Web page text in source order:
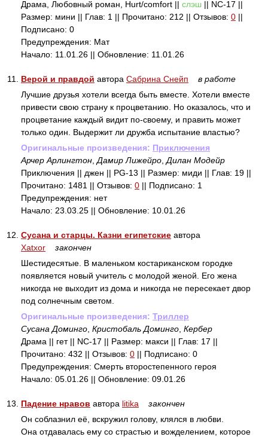
Драма, Любовный роман, Hurt/comfort || слэш || NC-17 ||
Размер: мини || Глав: 1 || Прочитано: 212 || Отзывов: 0 ||
Подписано: 0
Предупреждения: Мат
Начало: 11.01.26 || Обновление: 11.01.26
11. Верой и правдой автора Сабрина Снейп
в работе
Лучшие друзья хотели всегда быть вместе. Хотели вместе
привести свою страну к процветанию. Но оказалось, что и
процветание каждый видит по-своему, и править может
только один. Выдержит ли дружба испытание властью?
Оригинальные произведения: Приключения
Арчер Арлингтон Дамир Лижейро Дилан Модейр
Приключения || джен || PG-13 || Размер: миди || Глав: 19 ||
Прочитано: 1481 || Отзывов: 0 || Подписано: 1
Предупреждения: нет
Начало: 23.03.25 || Обновление: 10.01.26
12. Сусана и старцы. Казни египетские автора
Xatxor
закончен
Шестидесятые. В маленьком костариканском городке
появляется новый учитель с молодой женой. Его жена
никогда не выходит из дома и никогда не пересекает двор
под солнечным светом.
Оригинальные произведения: Триллер
Сусана Доминго Кристобаль Доминго Кербер
Драма || гет || NC-17 || Размер: макси || Глав: 17 ||
Прочитано: 432 || Отзывов: 0 || Подписано: 0
Предупреждения: Смерть второстепенного героя
Начало: 05.01.26 || Обновление: 09.01.26
13. Падение нравов автора litika
закончен
Он соблазнил её, вскружил голову, клялся в любви.
Она отдавалась ему со страстью и вожделением, которое